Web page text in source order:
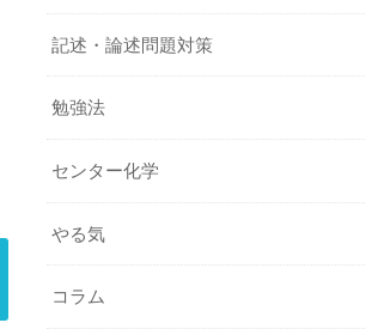
記述・論述問題対策
勉強法
センター化学
やる気
コラム